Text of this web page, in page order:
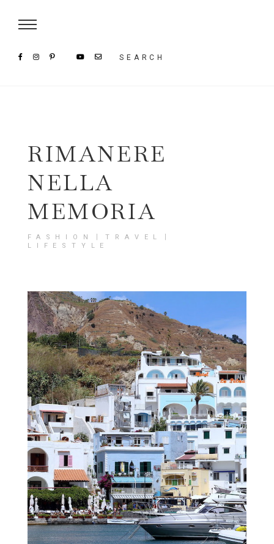
SEARCH
RIMANERE
NELLA
MEMORIA
FASHION〡TRAVEL〡
LIFESTYLE